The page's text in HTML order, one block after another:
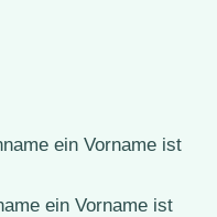
ein Vorname ist
ein Vorname ist